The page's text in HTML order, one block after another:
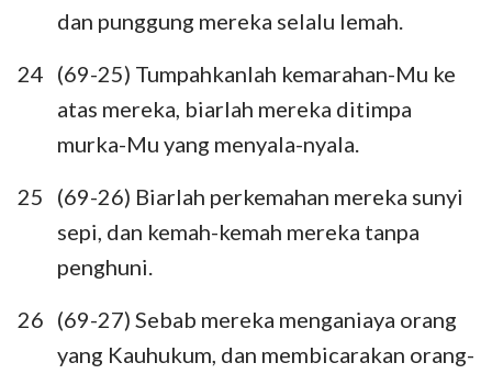
64
65 66 67 68 69
78
79 80 81 82 83
85
86 87 88 89 90
92
93 94 95 96
99
100 101 102 103 104
105
106
107
113
114 115 116 117 118
119
120
121 122 123 124 125
126
dan punggung mereka selalu lemah.
24 (69-25) Tumpahkanlah kemarahan-Mu ke
atas mereka, biarlah mereka ditimpa
murka-Mu yang menyala-nyala.
25
(69-26) Biarlah perkemahan mereka sunyi
sepi, dan kemah-kemah mereka tanpa
penghuni.
26 (69-27) Sebab mereka menganiaya orang
yang Kauhukum, dan membicarakan orang-